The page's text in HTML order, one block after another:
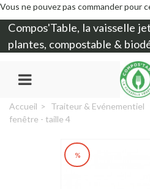
Vous ne pouvez pas commander pour
Compos'Table, la vaisselle
plantes, compostable &
Accueil > Traiteur & Evénementiel
fenêtre - taille 4
%